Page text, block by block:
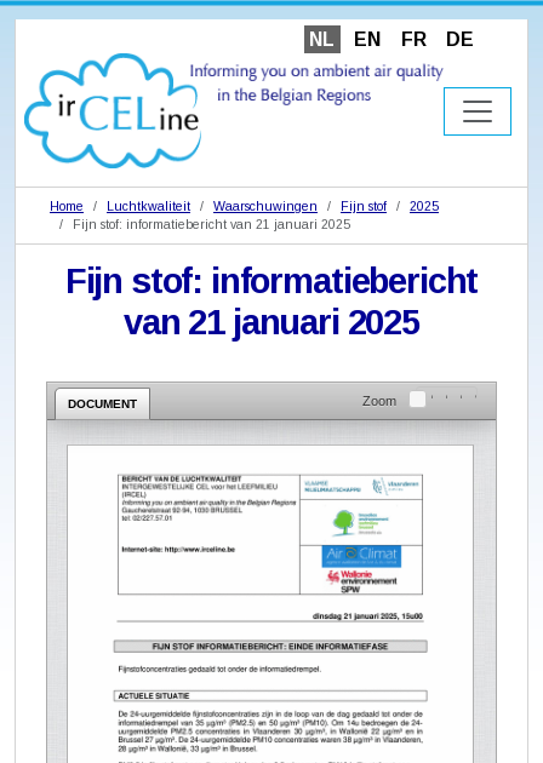
NL EN FR DE
Home Luchtkwaliteit Waarschuwingen Fijn stof
2025
Fijn stof: informatiebericht van 21 januari 2025
Fijn stof: informatiebericht
van 21 januari 2025
DOCUMENT Zoom